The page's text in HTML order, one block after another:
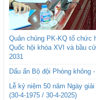
Quân chủng PK-KQ tổ chức
Quốc hội khóa XVI và bầu
2031
Dấu ấn Bộ đội Phòng không
Lễ kỷ niệm 50 năm Ngày
(30-4-1975 / 30-4-2025)